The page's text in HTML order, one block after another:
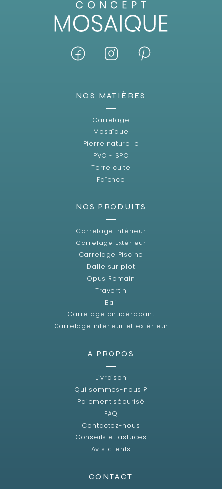
NOS MATIÈRES
Carrelage
Mosaïque
Pierre naturelle
PVC - SPC
Terre cuite
Faïence
NOS PRODUITS
Carrelage Intérieur
Carrelage Extérieur
Carrelage Piscine
Dalle sur plot
Opus Romain
Travertin
Bali
Carrelage antidérapant
Carrelage intérieur et extérieur
A PROPOS
Livraison
Qui sommes-nous ?
Paiement sécurisé
FAQ
Contactez-nous
Conseils et astuces
Avis clients
CONTACT